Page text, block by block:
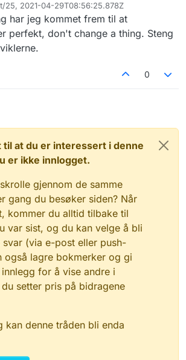
25, 2021-04-29T08:56:25.878Z
har jeg kommet frem til at
perfekt, don't change a thing. Steng
0
til at du er interessert i denne
er ikke innlogget.
gjennom de samme
gang du besøker siden? Når
kommer du alltid tilbake til
var sist, og du kan velge å bli
(via e-post eller push-
også lagre bokmerker og gi
for å vise andre i
setter pris på bidragene
kan denne tråden bli enda